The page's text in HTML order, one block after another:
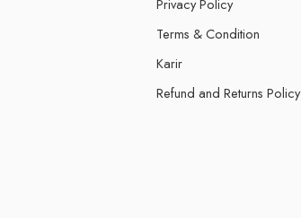
Privacy Policy
Terms & Condition
Karir
Refund and Returns Policy